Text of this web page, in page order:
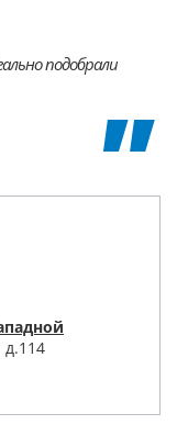
подобрали
д.114